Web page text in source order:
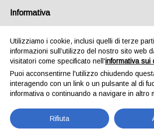
Home Prodotti taggati
Informativa
Utilizziamo i cookie, inclusi quelli di terze
informazioni sull’utilizzo del nostro sito web
visitatori come specificato nell'informativa sui
Puoi acconsentirne l'utilizzo chiudendo
interagendo con un link o un pulsante al di
informativa o continuando a navigare in altro
Rifiuta